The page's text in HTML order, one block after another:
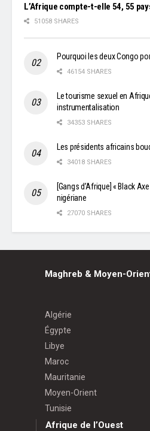
L’Afrique compte-t-elle 54, 55
51058 SHARES
Pourquoi les deux Congo
46154 SHARES
Le tourisme sexuel en
instrumentalisation
34353 SHARES
Les présidents africains
34018 SHARES
[Gangs d’Afrique] « Black
nigériane
27070 SHARES
Maghreb & Moyen-
Algérie
Égypte
Libye
Maroc
Mauritanie
Moyen-Orient
Tunisie
Afrique de l’Ouest